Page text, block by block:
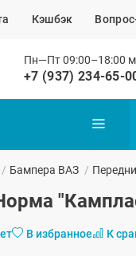
Кэшбэк
Пн—Пт 09:00–18:00
+7 (937) 234-65-
/ Бампера ВАЗ /
В избранное К